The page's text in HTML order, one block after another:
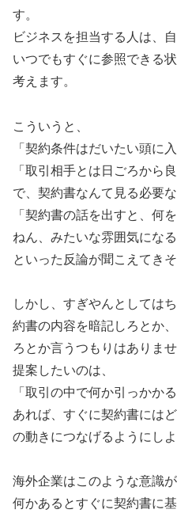
す。
ビジネスを担当する人は、
いつでもすぐに参照できる
考えます。
こういうと、
「契約条件はだいたい頭に
「取引相手とは日ごろから
で、契約書なんて見る必要な
「契約書の話を出すと、何
ねん、みたいな雰囲気になる
といった反論が聞こえてきそ
しかし、すぎやんとしては
約書の内容を暗記しろとか
ろとか言うつもりはありませ
提案したいのは、
「取引の中で何か引っかか
あれば、すぐに契約書には
の動きにつなげるようにし
海外企業はこのような意識
何かあるとすぐに契約書に